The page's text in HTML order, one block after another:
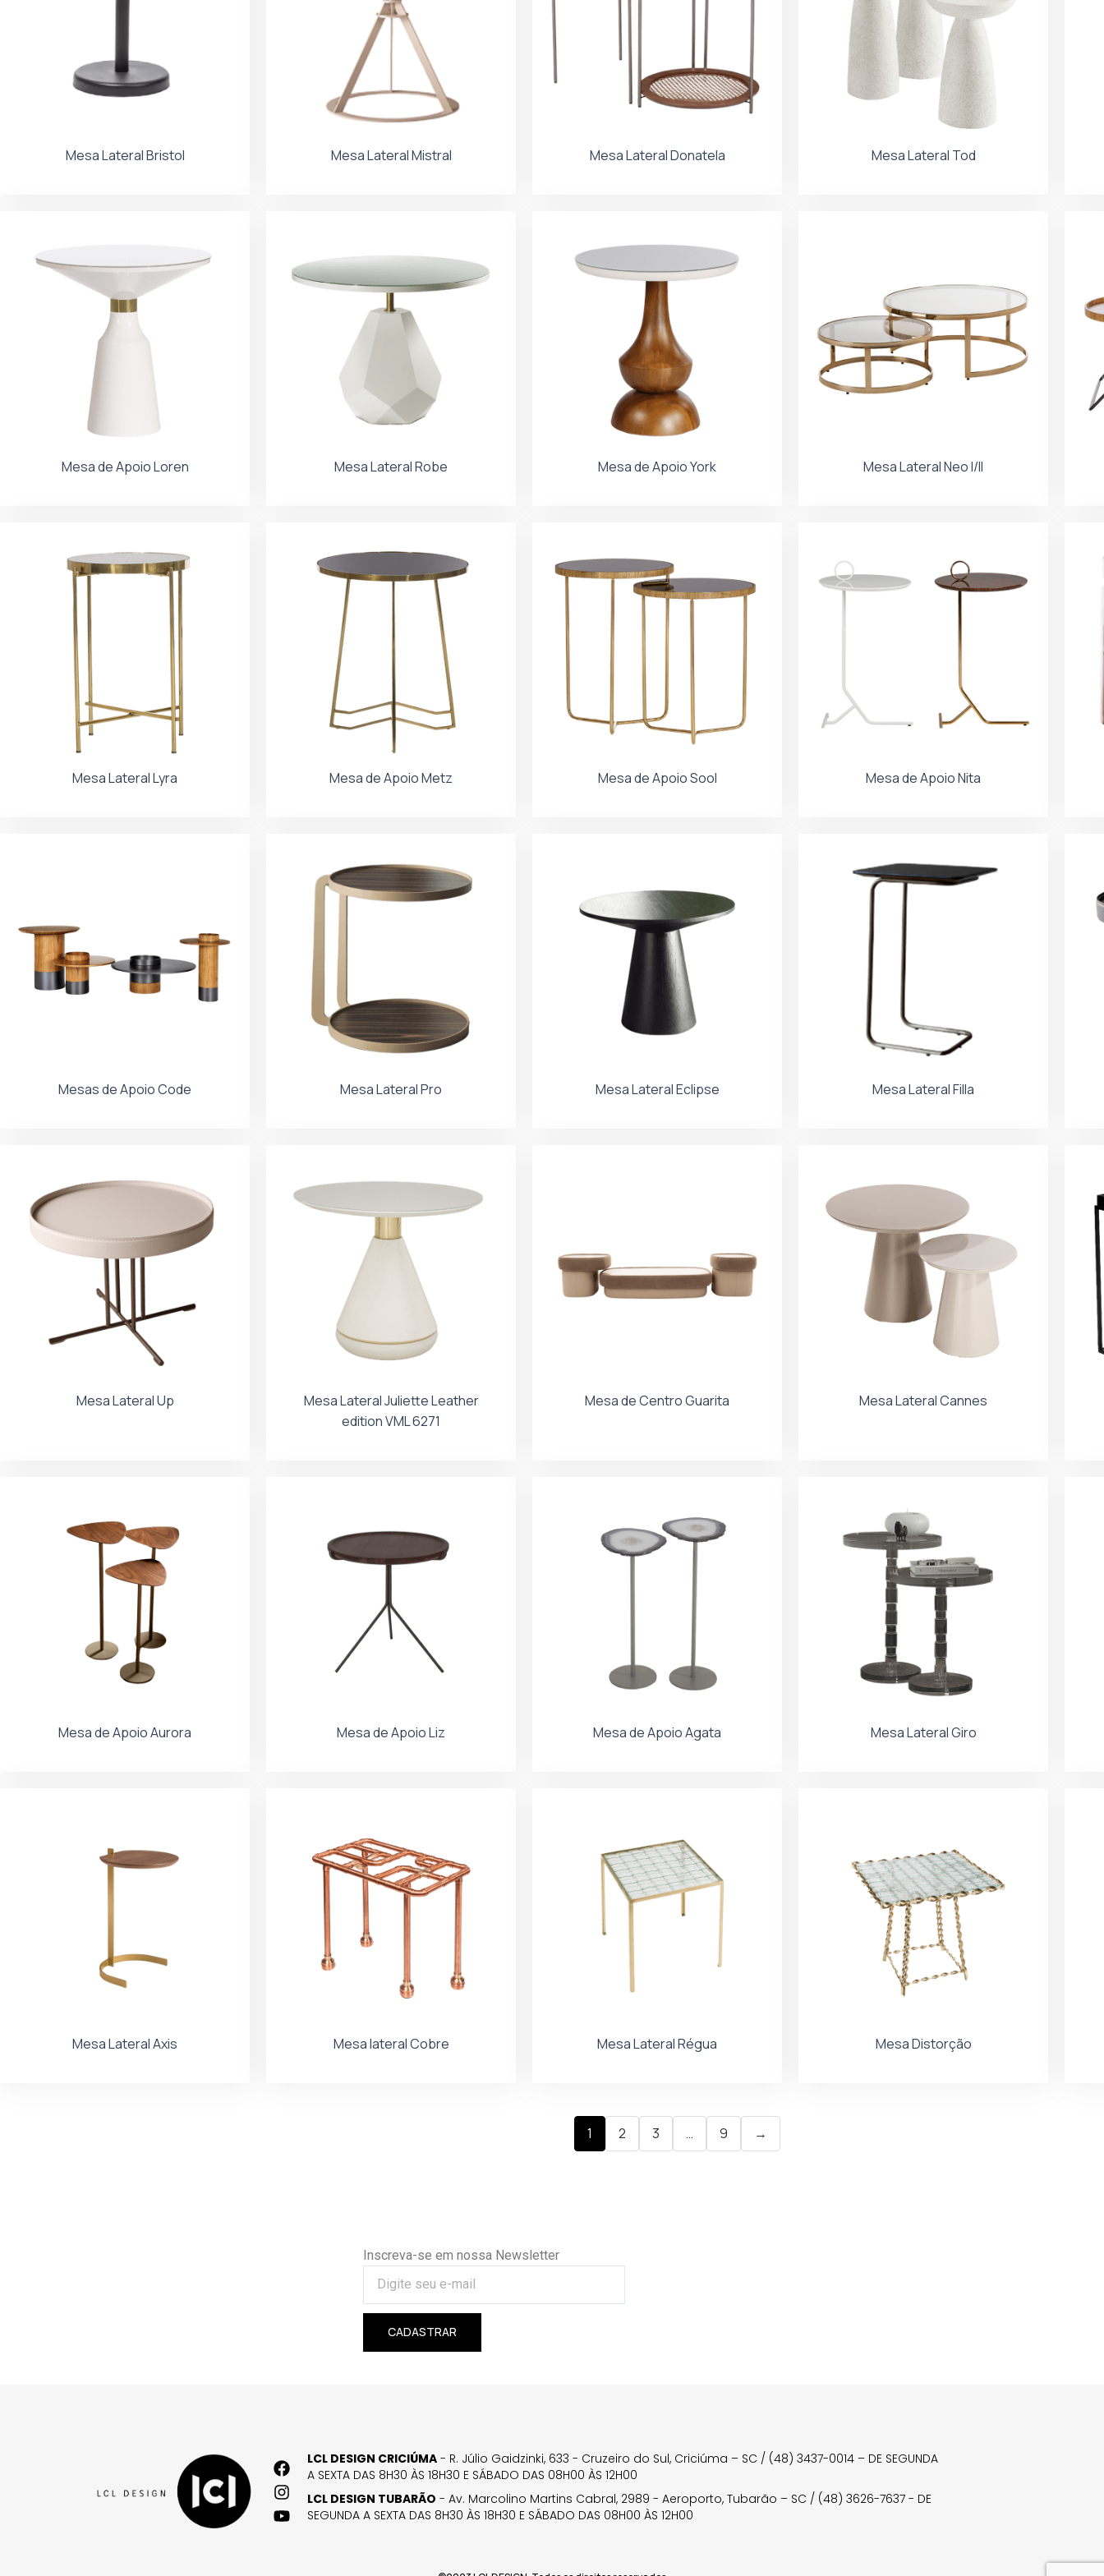
Mesa Lateral Bristol Mesa Lateral Mistral Mesa Lateral Donatela Mesa Lateral Tod
Mesa de Apoio Loren Mesa Lateral Robe Mesa de Apoio York Mesa Lateral Neo I/II
Mesa Lateral Lyra Mesa de Apoio Metz Mesa de Apoio Sool Mesa de Apoio Nita
Mesas de Apoio Code Mesa Lateral Pro Mesa Lateral Eclipse Mesa Lateral Filla
Mesa Lateral Up
Mesa Lateral Juliette Leather
edition VML 6271
Mesa de Centro Guarita Mesa Lateral Cannes
Mesa de Apoio Aurora Mesa de Apoio Liz Mesa de Apoio Agata Mesa Lateral Giro
Mesa Lateral Axis Mesa lateral Cobre Mesa Lateral Régua Mesa Distorção
1 2 3 … 9 →
Inscreva-se em nossa Newsletter
CADASTRAR
LCL DESIGN CRICIÚMA - R. Júlio Gaidzinki, 633 - Cruzeiro do Sul, Criciúma – SC / (48) 3437-0014 – DE SEGUNDA
A SEXTA DAS 8H30 ÀS 18H30 E SÁBADO DAS 08H00 ÀS 12H00
LCL DESIGN TUBARÃO - Av. Marcolino Martins Cabral, 2989 - Aeroporto, Tubarão – SC / (48) 3626-7637 - DE
SEGUNDA A SEXTA DAS 8H30 ÀS 18H30 E SÁBADO DAS 08H00 ÀS 12H00